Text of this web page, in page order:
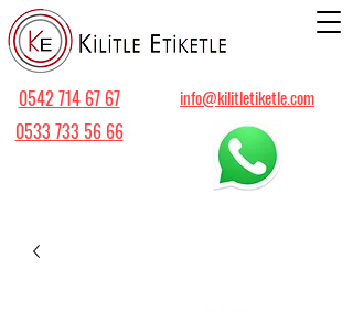
info@kilitletiketle.com
0542 714 67 67
0533 733 56 66